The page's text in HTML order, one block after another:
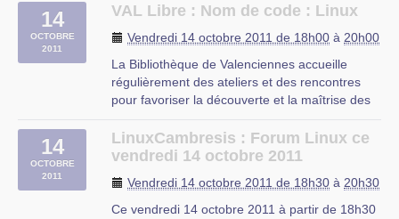
À Lille, Nord-Pas-de-Calais
L’UFJ organise des cours d’initiation à Linux
niveau débutant tous les mercredis de 18h à
20h à partir du 5 octobre 2011 jusqu’a fin juin
2012 dans les locaux de (…)
rue du Mal-Assis
Lille
14
OCTOBRE
2011
VAL Libre : Nom de code : Linux
Vendredi 14 octobre 2011 de 18h00 à 20h00
La Bibliothèque de Valenciennes accueille
régulièrement des ateliers et des rencontres
pour favoriser la découverte et la maîtrise des
numériques…
ValLibre s’y retrouve régulièrement, notamment
2010.
Cette (…)
14
OCTOBRE
2011
LinuxCambresis : Forum Linux ce
vendredi 14 octobre 2011
Vendredi 14 octobre 2011 de 18h30 à 20h30
Ce vendredi 14 octobre 2011 à partir de 18h30